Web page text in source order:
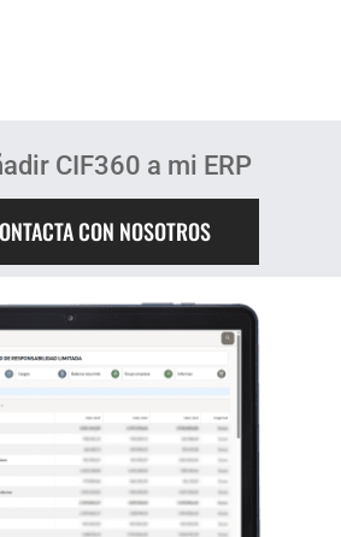
CIF360 a mi ERP
CON NOSOTROS